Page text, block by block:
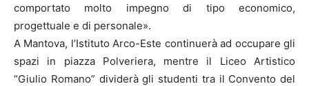
comportato molto impegno di tipo economico,
progettuale e di personale».
A Mantova, l’Istituto Arco-Este continuerà ad occupare gli
spazi in piazza Polveriera, mentre il Liceo Artistico
“Giulio Romano” dividerà gli studenti tra il Convento del